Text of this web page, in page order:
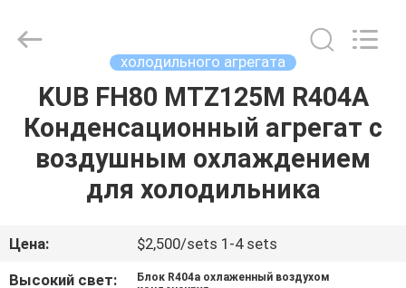
ДОМ
ПРОДУКТЫ
ШОУ
Ltd..
холодильного агрегата
KUB FH80 MTZ125M R404A
Конденсационный агрегат с
воздушным охлаждением
для холодильника
Цена:
$2,500/sets 1-4 sets
Высокий свет:
Блок R404a охлаженный воздухом